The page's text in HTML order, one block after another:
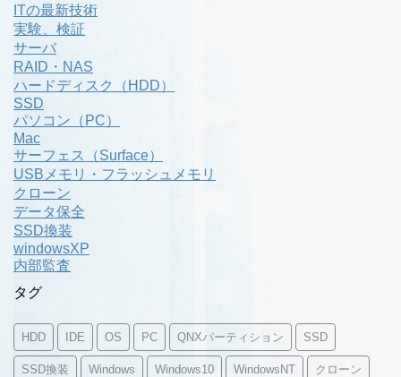
ITの最新技術
実験、検証
サーバ
RAID・NAS
ハードディスク（HDD）
SSD
パソコン（PC）
Mac
サーフェス（Surface）
USBメモリ・フラッシュメモリ
クローン
データ保全
SSD換装
windowsXP
内部監査
タグ
HDD IDE OS PC QNXパーティション SSD
SSD換装 Windows Windows10 WindowsNT クローン